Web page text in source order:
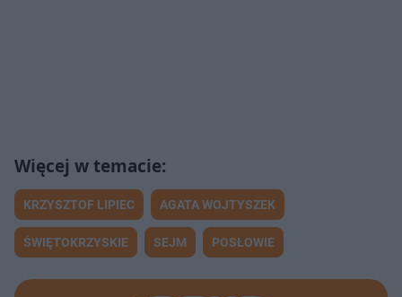
KRZYSZTOF LIPIEC AGATA WOJTYSZEK
ŚWIĘTOKRZYSKIE SEJM POSŁOWIE